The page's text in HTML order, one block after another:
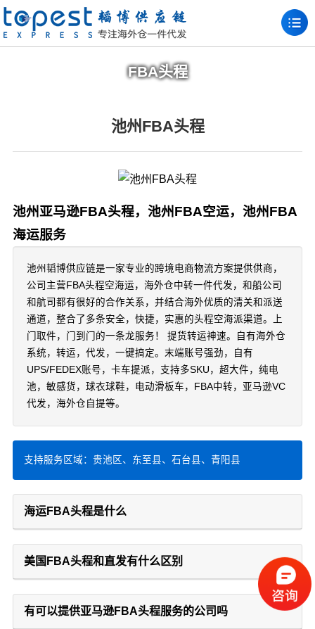
FBA头程
池州FBA头程
池州亚马逊FBA头程，池州FBA空运，池州FBA
海运服务
池州韬博供应链是一家专业的跨境电商物流方案提供供商，
公司主营FBA头程空海运，海外仓中转一件代发，和船公司
和航司都有很好的合作关系，并结合海外优质的清关和派送
通道，整合了多条安全，快捷，实惠的头程空海派渠道。上
门取件，门到门的一条龙服务！ 提货转运神速。自有海外仓
系统，转运，代发，一键搞定。末端账号强劲，自有
UPS/FEDEX账号，卡车提派，支持多SKU，超大件，纯电
池，敏感货，球衣球鞋，电动滑板车，FBA中转，亚马逊VC
代发，海外仓自提等。
支持服务区域：贵池区、东至县、石台县、青阳县
海运FBA头程是什么
美国FBA头程和直发有什么区别
有可以提供亚马逊FBA头程服务的公司吗